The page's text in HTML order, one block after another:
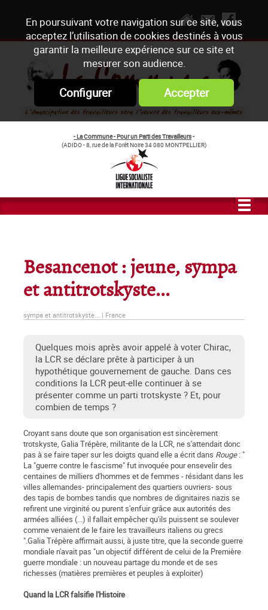
En poursuivant votre navigation sur ce site, vous
acceptez l’utilisation de cookies destinés à vous
garantir la meilleure expérience sur ce site et
mesurer son audience.
Configurer Accepter
- La Commune - Pour un Parti des Travailleurs-
(ADIDO - 8, rue de la Forêt Noire 34 080 MONTPELLIER)
Besancenot : jeune, sympa
et antitrotskyste...
sympa et antitrotskyste... | France
Quelques mois après avoir appelé à voter Chirac,
la LCR se déclare prête à participer à un
hypothétique gouvernement de gauche. Dans ces
conditions la LCR peut-elle continuer à se
présenter comme un parti trotskyste ? Et, pour
combien de temps ?
Croyant sans doute que son organisation est sincèrement
trotskyste, Galia Trépère, militante de la LCR, ne s'attendait donc
pas à se faire taper sur les doigts quand elle a écrit dans Rouge: "
La "guerre contre le fascisme" fut invoquée pour ensevelir des
centaines de milliers d'hommes et de femmes - résidant dans les
villes allemandes- principalement des quartiers ouvriers- sous
des tapis de bombes tandis que nombres de dignitaires nazis se
refirent une virginité ou purent s'enfuir grâce aux autorités des
armées alliées (...) il fallait empêcher qu'ils puissent se soulever
comme venaient de le faire les travailleurs italiens ou grecs
".Galia Trépère affirmait aussi, à juste titre, que la seconde guerre
mondiale n'avait pas "un objectif différent de celui de la Première
guerre mondiale : un nouveau partage du monde et de ses
richesses (matières premières et peuples à exploiter)
Quand la LCR falsifie l'Histoire